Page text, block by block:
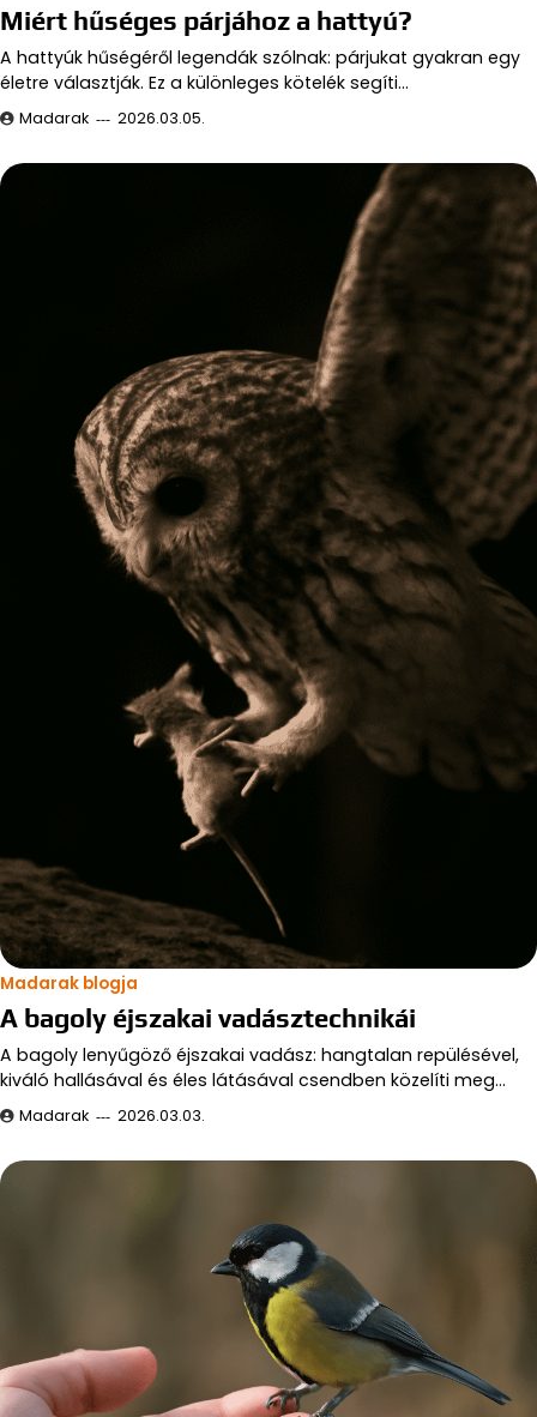
Miért hűséges párjához a hattyú?
A hattyúk hűségéről legendák szólnak: párjukat gyakran egy
életre választják. Ez a különleges kötelék segíti…
Madarak 2026.03.05.
Madarak blogja
A bagoly éjszakai vadásztechnikái
A bagoly lenyűgöző éjszakai vadász: hangtalan repülésével,
kiváló hallásával és éles látásával csendben közelíti meg…
Madarak 2026.03.03.